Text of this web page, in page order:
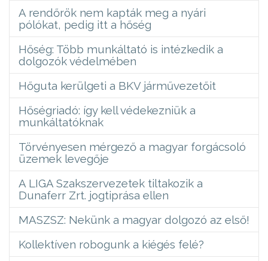
A rendőrök nem kapták meg a nyári
pólókat, pedig itt a hőség
Hőség: Több munkáltató is intézkedik a
dolgozók védelmében
Hőguta kerülgeti a BKV járművezetőit
Hőségriadó: így kell védekezniük a
munkáltatóknak
Törvényesen mérgező a magyar forgácsoló
üzemek levegője
A LIGA Szakszervezetek tiltakozik a
Dunaferr Zrt. jogtiprása ellen
MASZSZ: Nekünk a magyar dolgozó az első!
Kollektíven robogunk a kiégés felé?